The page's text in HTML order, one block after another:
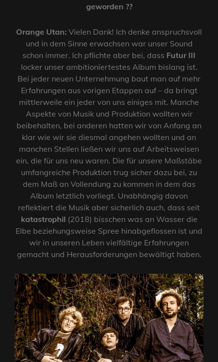
geworden ??
Orange Utan: Vielen Dank! Ich denke anspruchsvoll
und in dem Sinne erwachsen war unser Sound
schon immer. Ich pflichte aber bei, dass Futur III
locker unser ambitioniertestes Album bislang ist.
Bei jeder neuen Unternehmung baut man auf mehr
Erfahrungen aus vorigen Etappen auf – da bringt
mittlerweile ein jeder von uns einiges mit. Manche
Aspekte von Musik und Produktion wollten wir
beibehalten, bei anderen hatten wir von Anfang an
klar wie wir sie diesmal angehen wollten und an
manchen Stellen ließen wir uns auf Arbeitsweisen
ein, die für uns neu waren. Die für unsere Maßstäbe
umfangreiche Produktion trug sicher dazu bei, zu
dem Maß an Vollendung zu kommen in dem das
Album letztlich vorliegt. Unabhängig davon
reflektiert die Musik aber sicherlich auch, dass seit
katastrophil (2018) bisschen was an Wasser die
Elbe beziehungsweise Spree hinabgeflossen ist und
wir in unseren Leben vielfältige Erfahrungen
gemacht und Herausforderungen bewältigt haben.